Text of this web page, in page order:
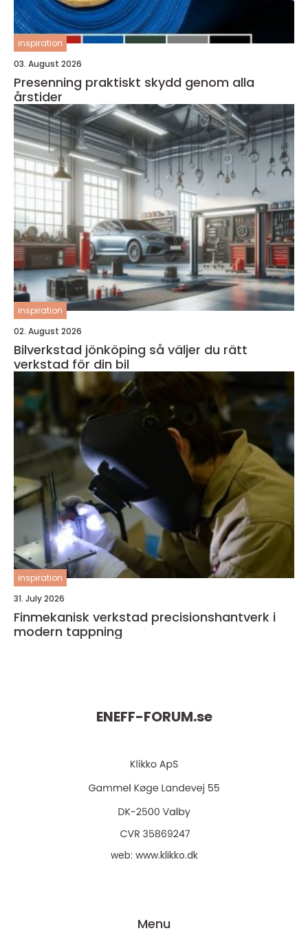
inspiration
03. August 2026
Presenning praktiskt skydd genom alla
årstider
inspiration
02. August 2026
Bilverkstad jönköping så väljer du rätt
verkstad för din bil
inspiration
31. July 2026
Finmekanisk verkstad precisionshantverk i
modern tappning
ENEFF-FORUM.se
web: www.klikko.dk
Menu